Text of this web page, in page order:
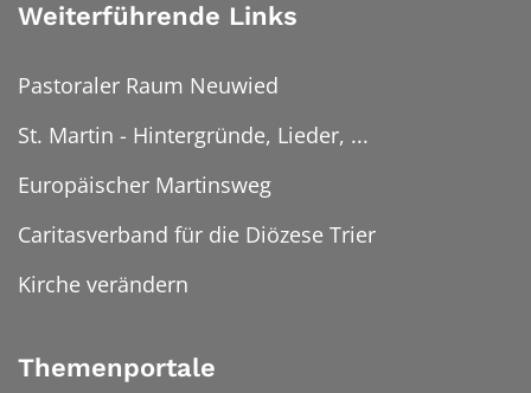
Weiterführende Links
Pastoraler Raum Neuwied
St. Martin - Hintergründe, Lieder, ...
Europäischer Martinsweg
Caritasverband für die Diözese Trier
Kirche verändern
Themenportale